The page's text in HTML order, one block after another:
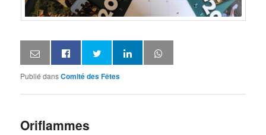
Publié dansComité des Fêtes
Oriflammes